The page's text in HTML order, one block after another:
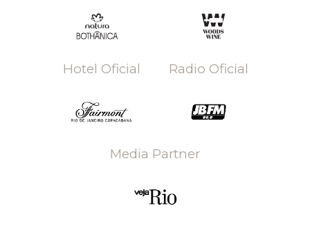
Hotel Oficial Radio Oficial
Media Partner